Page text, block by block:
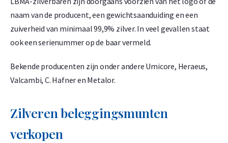
- +
€29.741,51
Umicore 500 gram goudbaar
1,50% onder spot
€59.483,02
naam van de producent, een gewichtsaanduiding en een
zuiverheid van minimaal 99,9% zilver. In veel gevallen staat
ook een serienummer op de baar vermeld.
Bekende producenten zijn onder andere Umicore, Heraeus,
Valcambi, C. Hafner en Metalor.
Zilveren beleggingsmunten
verkopen